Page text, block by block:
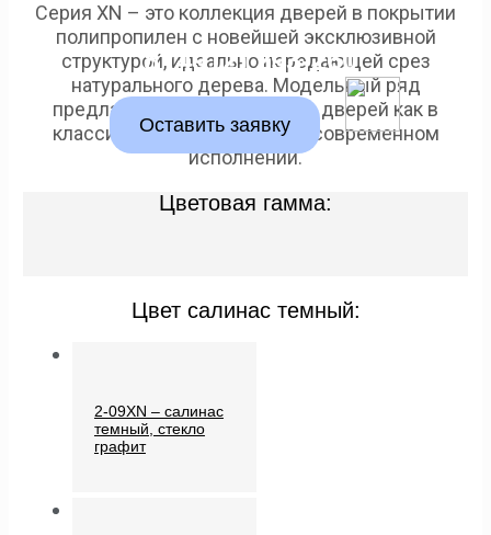
8 (4912) 293-260
Оставить заявку
Серия XN – это коллекция дверей в покрытии
полипропилен с новейшей эксклюзивной
структурой, идеально передающей срез
натурального дерева. Модельный ряд
предлагает огромный выбор дверей как в
классическом стиле, так и в современном
исполнении.
Цветовая гамма:
Цвет салинас темный:
2-09XN – салинас
темный, стекло
графит